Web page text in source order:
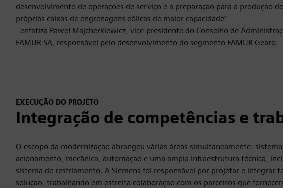
desenvolvimento de operações de serviço e a preparação para a produção
próprias caixas de engrenagens eólicas de maior capacidade”
- enfatiza Paweł Majcherkiewicz, vice-presidente do Conselho de
FAMUR SA, responsável pelo desenvolvimento do segmento FAMUR Gearo.
EXECUÇÃO DO PROJETO
Integração de competências e
O escopo da modernização abrangeu várias áreas simultaneamente:
acionamento, mecânica, automação e uma ampla infraestrutura técnica,
sistema de resfriamento. A Siemens foi responsável por projetar e integrar
solução, trabalhando em estreita colaboração com os parceiros que